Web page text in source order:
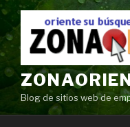
Ir
contenido
Blog de sitios web de